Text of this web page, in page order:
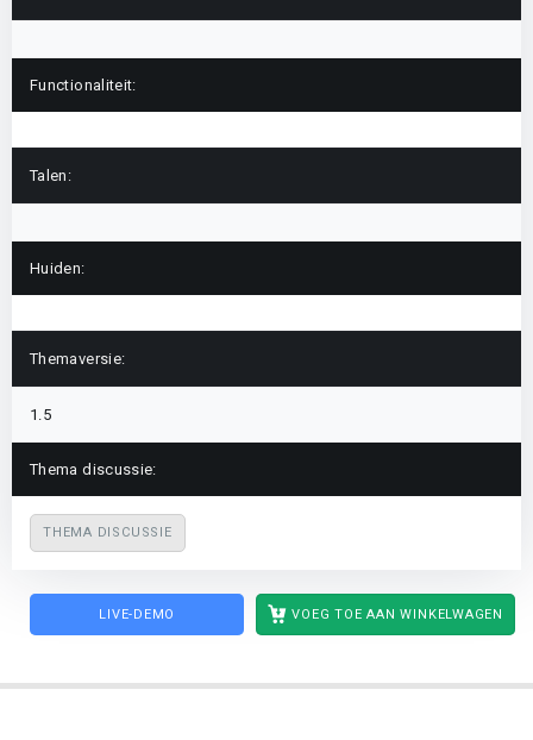
Functionaliteit:
Talen:
Huiden:
Themaversie:
1.5
Thema discussie:
THEMA DISCUSSIE
LIVE-DEMO VOEG TOE AAN WINKELWAGEN